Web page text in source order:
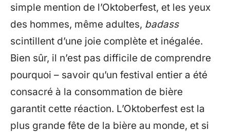
simple mention de l’Oktoberfest, et les yeux
des hommes, même adultes, badass
scintillent d’une joie complète et inégalée.
Bien sûr, il n’est pas difficile de comprendre
pourquoi – savoir qu’un festival entier a été
consacré à la consommation de bière
garantit cette réaction. L’Oktoberfest est la
plus grande fête de la bière au monde, et si